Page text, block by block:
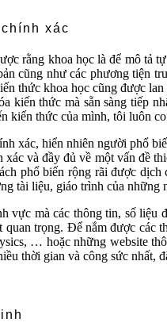
xác
rằng khoa học là để mô tả
cũng như các phương tiện
thức khoa học cũng được
kiến thức mà sẵn sàng tiếp
kiến thức của mình, tôi luôn
xác, hiển nhiên người phổ
xác và đầy đủ về một vấn đề
phổ biến rộng rãi được
tài liệu, giáo trình của
vực mà các thông tin, số liệu
quan trọng. Để nắm được
… hoặc những website
thời gian và công sức nhất,